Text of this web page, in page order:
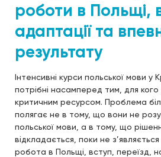
роботи в Польщі,
адаптації та
результату
Інтенсивні курси польської мови у
потрібні насамперед тим, для
критичним ресурсом. Проблема
полягає не в тому, що вони не
польської мови, а в тому, що
відкладається, поки не
робота в Польщі, вступ, переїзд,